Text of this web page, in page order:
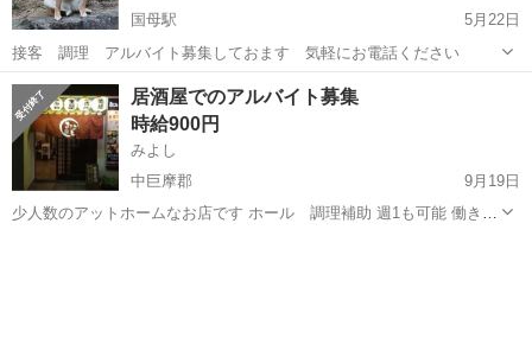
国母駅
5月22日
接客 調理 アルバイト募集しておます 気軽にお電話ください
山梨 中巨摩郡 国母駅
居酒屋でのアルバイト募集
時給900円
みよし
中巨摩郡
9月19日
少人数のアットホームなお店です ホール 調理補助 週1も可能 働き方